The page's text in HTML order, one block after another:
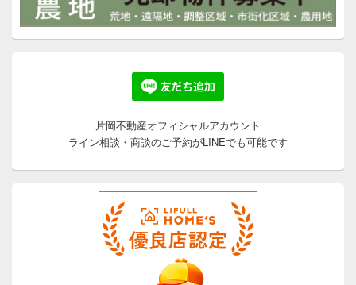
片岡不動産オフィシャルアカウント
ライン相談・商談のご予約がLINEでも可能です